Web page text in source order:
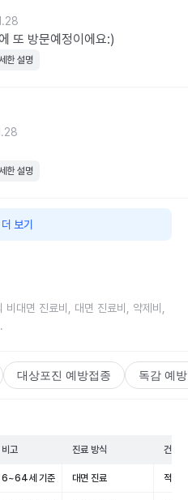
또 방문예정이에요:)
한 설명
한 설명
보기
비대면 진료비, 대면 진료비, 약제비,
대상포진 예방접종 독감 예
비고 진료 방식 건강
6~64세 기준 대면 진료 적용(